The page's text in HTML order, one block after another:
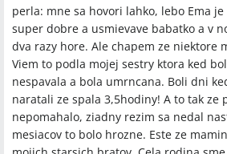
perla: mne sa hovori lahko, lebo Ema
super dobre a usmievave babatko a v
dva razy hore. Ale chapem ze niektore
Viem to podla mojej sestry ktora ked
nespavala a bola umrncana. Boli dni
naratali ze spala 3,5hodiny! A to tak ze
nepomahalo, ziadny rezim sa nedal
mesiacov to bolo hrozne. Este ze